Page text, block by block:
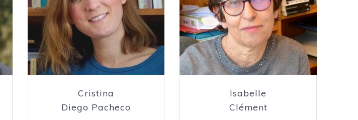
Cristina
Diego Pacheco
Isabelle
Clément